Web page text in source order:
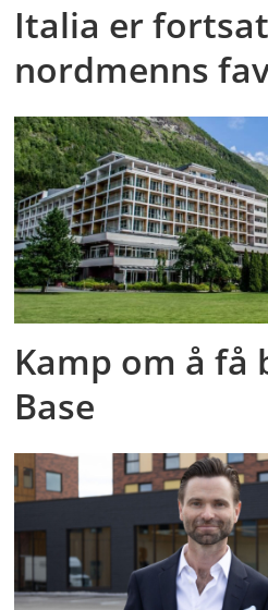
Italia er
nordmenns
Kamp om å få
Base